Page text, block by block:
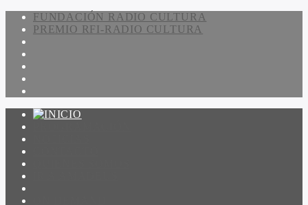
FUNDACIÓN RADIO CULTURA
PREMIO RFI-RADIO CULTURA